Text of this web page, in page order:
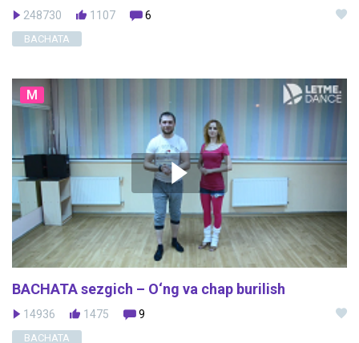
248730 1107 6
BACHATA
M
BACHATA sezgich – O‘ng va chap burilish
14936 1475 9
BACHATA